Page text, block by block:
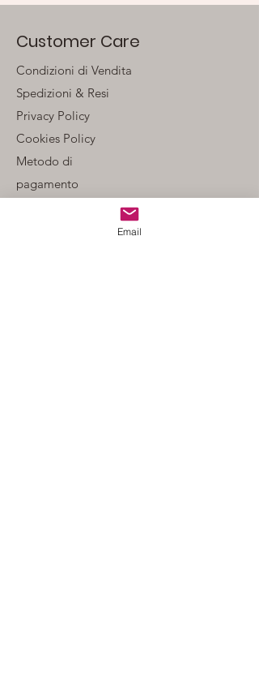
Customer Care
Condizioni di Vendita
Spedizioni & Resi
Privacy Policy
Cookies Policy
Metodo di
pagamento
Email